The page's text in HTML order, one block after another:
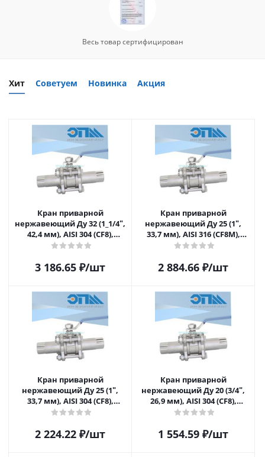
Весь товар сертифицирован
Хит Советуем Новинка Акция
Кран приварной
нержавеющий Ду 32 (1_1/4ʺ,
42,4 мм), AISI 304 (CF8),
полнопроходной, шаровой,
разборный, с блокировкой
площадки под привод
3 186.65 ₽/шт
Кран приварной
нержавеющий Ду 25 (1ʺ,
33,7 мм), AISI 316 (CF8M),
полнопроходной, шаровой,
разборный, с блокировкой
площадки под привод
2 884.66 ₽/шт
Кран приварной
нержавеющий Ду 25 (1ʺ,
33,7 мм), AISI 304 (CF8),
полнопроходной, шаровой,
разборный, с блокировкой
2 224.22 ₽/шт
Кран приварной
нержавеющий Ду 20 (3/4ʺ,
26,9 мм), AISI 304 (CF8),
полнопроходной, шаровой,
разборный, с блокировкой
1 554.59 ₽/шт